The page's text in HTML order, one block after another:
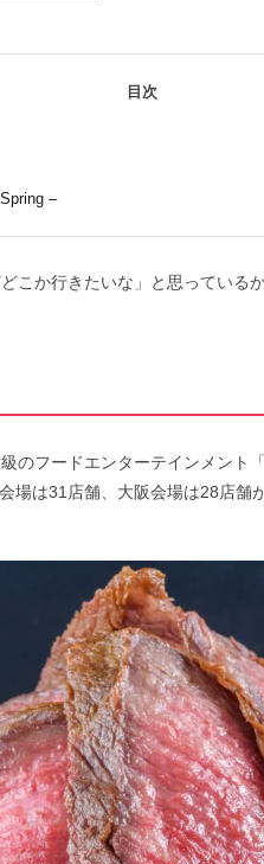
目次
–
こか行きたいな」と思っている
のフードエンターテインメント
場は31店舗、大阪会場は28店舗